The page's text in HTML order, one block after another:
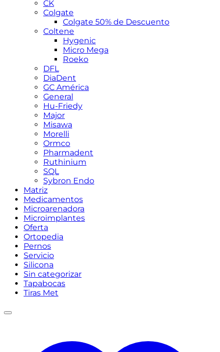
CK
Colgate
Colgate 50% de Descuento
Coltene
Hygenic
Micro Mega
Roeko
DFL
DiaDent
GC América
General
Hu-Friedy
Major
Misawa
Morelli
Ormco
Pharmadent
Ruthinium
SQL
Sybron Endo
Matriz
Medicamentos
Microarenadora
Microimplantes
Oferta
Ortopedia
Pernos
Servicio
Silicona
Sin categorizar
Tapabocas
Tiras Met